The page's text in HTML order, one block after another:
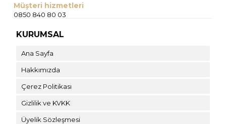
Müşteri hizmetleri
0850 840 80 03
KURUMSAL
Ana Sayfa
Hakkımızda
Çerez Politikası
Gizlilik ve KVKK
Üyelik Sözleşmesi